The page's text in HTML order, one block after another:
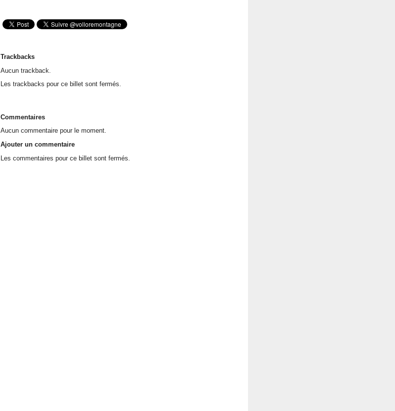
Trackbacks
Aucun trackback.
Les trackbacks pour ce billet sont fermés.
Commentaires
Aucun commentaire pour le moment.
Ajouter un commentaire
Les commentaires pour ce billet sont fermés.